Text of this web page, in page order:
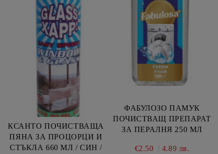
КСАНТО ПОЧИСТВАЩА
ПЯНА ЗА ПРОЦОРЦИ И
СТЪКЛА 660 МЛ / СИН /
ФАБУЛОЗО ПАМУК
ПОЧИСТВАЩ ПРЕПАРАТ
ЗА ПЕРАЛНЯ 250 МЛ
€2.50 4.89 лв.